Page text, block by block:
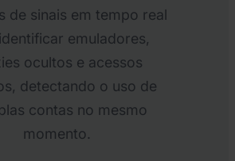
de sinais em tempo real
emuladores,
ocultos e acessos
detectando o uso de
contas no mesmo
momento.